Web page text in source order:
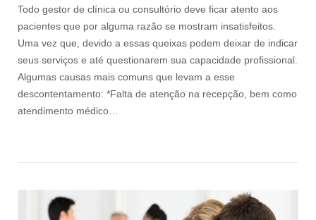
Todo gestor de clínica ou consultório deve ficar atento aos
pacientes que por alguma razão se mostram insatisfeitos.
Uma vez que, devido a essas queixas podem deixar de indicar
seus serviços e até questionarem sua capacidade profissional.
Algumas causas mais comuns que levam a esse
descontentamento: *Falta de atenção na recepção, bem como
atendimento médico…